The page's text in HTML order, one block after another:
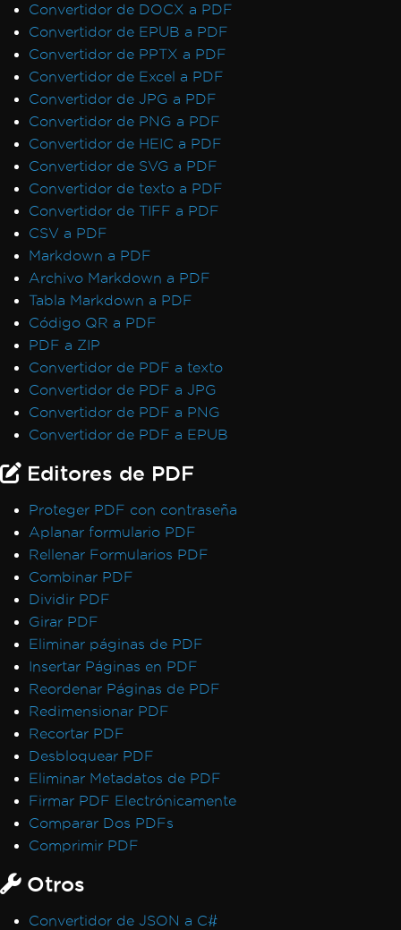
Convertidor de DOCX a PDF
Convertidor de EPUB a PDF
Convertidor de PPTX a PDF
Convertidor de Excel a PDF
Convertidor de JPG a PDF
Convertidor de PNG a PDF
Convertidor de HEIC a PDF
Convertidor de SVG a PDF
Convertidor de texto a PDF
Convertidor de TIFF a PDF
CSV a PDF
Markdown a PDF
Archivo Markdown a PDF
Tabla Markdown a PDF
Código QR a PDF
PDF a ZIP
Convertidor de PDF a texto
Convertidor de PDF a JPG
Convertidor de PDF a PNG
Convertidor de PDF a EPUB
Editores de PDF
Proteger PDF con contraseña
Aplanar formulario PDF
Rellenar Formularios PDF
Combinar PDF
Dividir PDF
Girar PDF
Eliminar páginas de PDF
Insertar Páginas en PDF
Reordenar Páginas de PDF
Redimensionar PDF
Recortar PDF
Desbloquear PDF
Eliminar Metadatos de PDF
Firmar PDF Electrónicamente
Comparar Dos PDFs
Comprimir PDF
Otros
Convertidor de JSON a C#